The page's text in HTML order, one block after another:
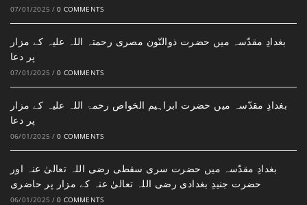
07/01/2025 / 0 COMMENTS
بغدادِ مقدّسہ میں حضرت ذوالنّون مصری رحمتہ اللہ علیہ کے مزار
پر دعا
07/01/2025 / 0 COMMENTS
بغدادِ مقدّسہ میں حضرت ابراہیم الخواص رحمۃ اللہ علیہ کے مزار
پر دعا
06/01/2025 / 0 COMMENTS
بغدادِ مقدّسہ میں حضرت سری سقطی رضی اللہ تعالیٰ عنہ اور
حضرت جنیدِ بغدادی رضی اللہ تعالیٰ عنہ کے مزار پر حاضری
06/01/2025 / 0 COMMENTS